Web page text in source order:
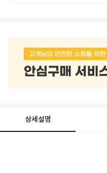
상세설명